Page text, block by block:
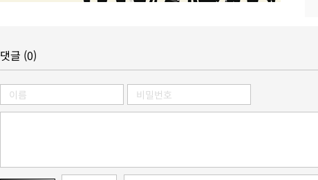
댓글 (0)